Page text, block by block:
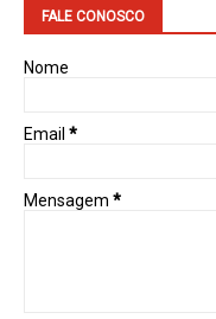
FALE CONOSCO
Nome
Email *
Mensagem *